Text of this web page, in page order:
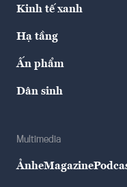
Kinh tế xanh
Hạ tầng
Ấn phẩm
Dân sinh
Multimedia
ẢnheMagazine